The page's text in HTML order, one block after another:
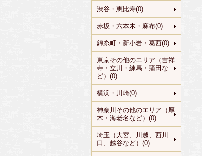
渋谷・恵比寿(0)
赤坂・六本木・麻布(0)
錦糸町・新小岩・葛西(0)
東京その他のエリア（吉祥
寺・立川・練馬・蒲田な
ど）(0)
横浜・川崎(0)
神奈川その他のエリア（厚
木・海老名など）(0)
埼玉（大宮、川越、西川
口、越谷など）(0)